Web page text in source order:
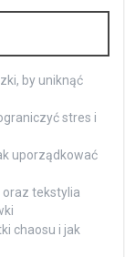
by uniknąć
stres i
uporządkować
oraz tekstylia
chaosu i jak